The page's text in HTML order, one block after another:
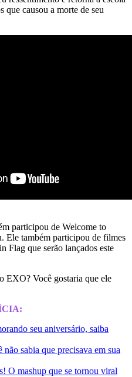
que causou a morte de seu
participou de Welcome to
Ele também participou de filmes
Flag que serão lançados este
EXO? Você gostaria que ele
seu aniversário, saiba
sabia que precisava em sua
O mashup que se tornou viral